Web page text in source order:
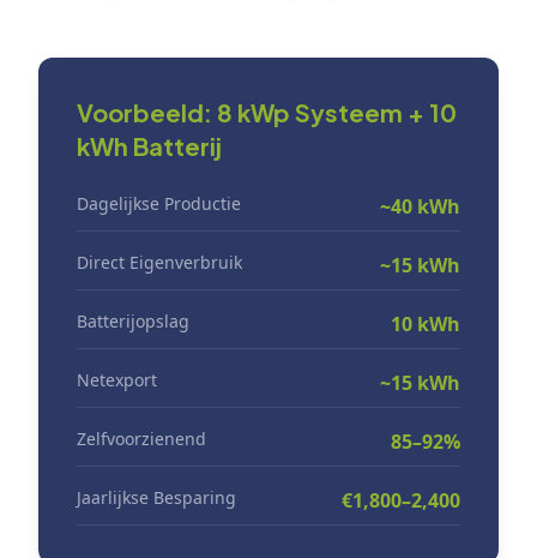
Voorbeeld: 8 kWp Systeem + 10
kWh Batterij
Dagelijkse Productie ~40 kWh
Direct Eigenverbruik ~15 kWh
Batterijopslag 10 kWh
Netexport ~15 kWh
Zelfvoorzienend 85–92%
Jaarlijkse Besparing €1,800–2,400